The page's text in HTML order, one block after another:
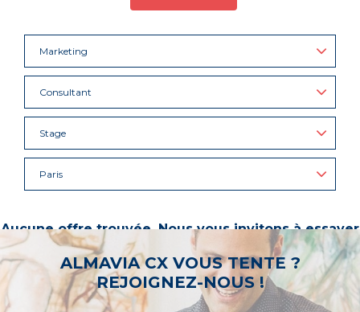
Marketing
Consultant
Stage
Paris
Aucune offre trouvée. Nous vous invitons à essayer
d’autres mots-clés ou à sélectionner un « métier ».
ALMAVIA CX VOUS TENTE ?
REJOIGNEZ-NOUS !